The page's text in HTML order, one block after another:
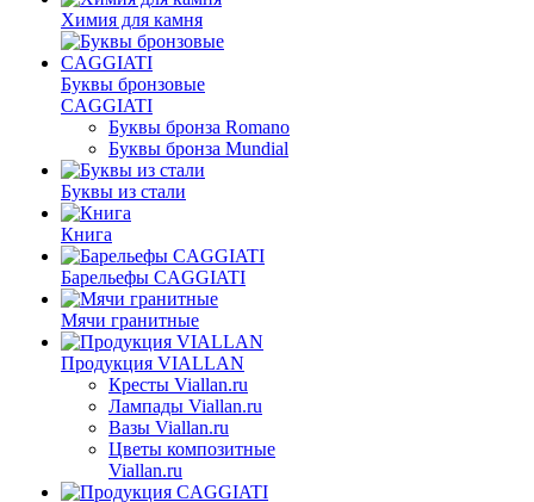
Химия для камня
Буквы бронзовые
CAGGIATI
Буквы бронза Romano
Буквы бронза Mundial
Буквы из стали
Книга
Барельефы CAGGIATI
Мячи гранитные
Продукция VIALLAN
Кресты Viallan.ru
Лампады Viallan.ru
Вазы Viallan.ru
Цветы композитные
Viallan.ru